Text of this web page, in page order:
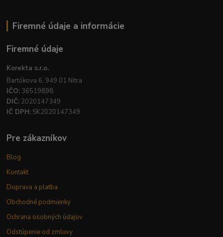
Firemné údaje a informácie
Firemné údaje
Korekta s.r.o.
Bartókova 6, 949 01 Nitra
IČO: 36519898
DIČ: 2020147349
IČ DPH: SK2020147349
Pre zákazníkov
Blog
Kontakt
Doprava a platba
Obchodné podmienky
Ochrana osobných údajov
Odstúpenie od zmluvy